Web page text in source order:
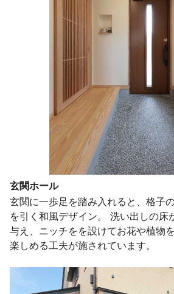
玄関ホール
玄関に一歩足を踏み入れると、格子
を引く和風デザイン。 洗い出しの床
与え、ニッチをを設けてお花や植物
楽しめる工夫が施されています。